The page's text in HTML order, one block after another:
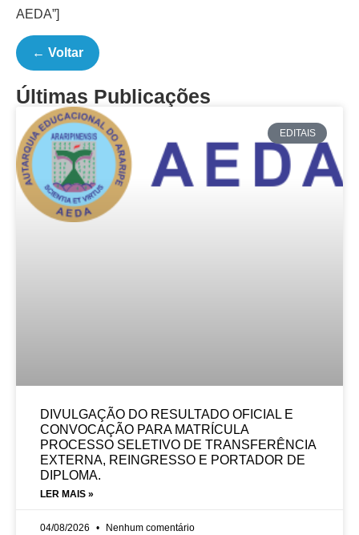
AEDA”]
← Voltar
Últimas Publicações
EDITAIS
DIVULGAÇÃO DO RESULTADO OFICIAL E
CONVOCAÇÃO PARA MATRÍCULA
PROCESSO SELETIVO DE TRANSFERÊNCIA
EXTERNA, REINGRESSO E PORTADOR DE
DIPLOMA.
LER MAIS »
04/08/2026 Nenhum comentário